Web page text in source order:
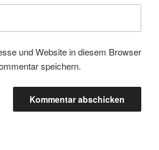
und Website in diesem Browser
speichern.